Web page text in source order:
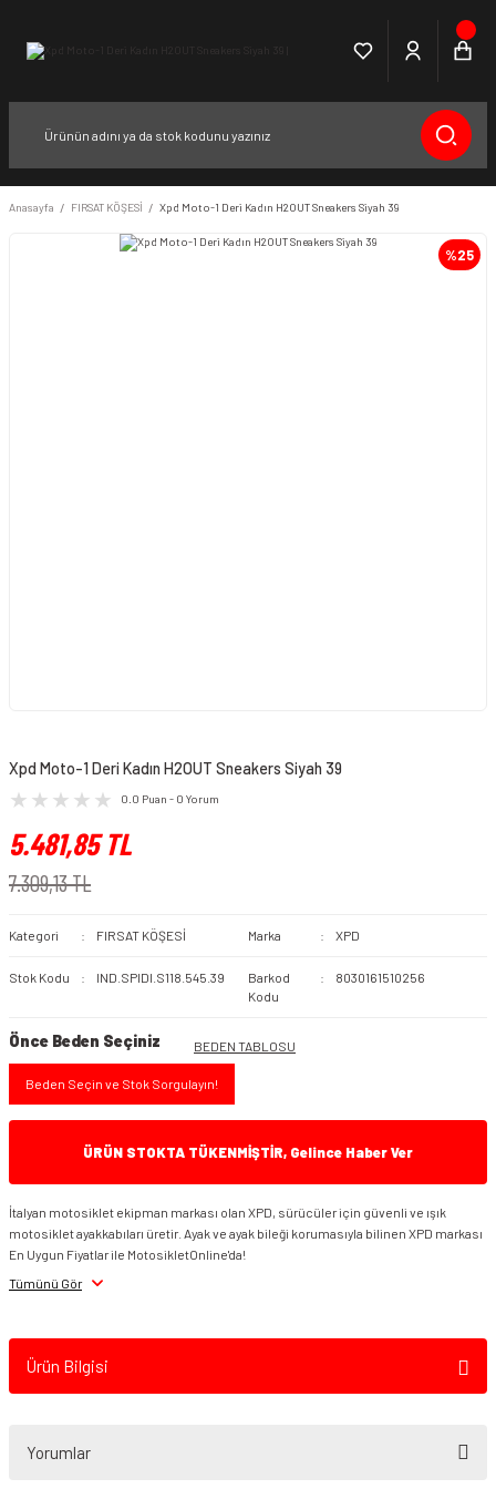
Anasayfa FIRSAT KÖŞESİ Xpd Moto-1 Deri Kadın H2OUT Sneakers Siyah 39
%25
Xpd Moto-1 Deri Kadın H2OUT Sneakers Siyah 39
0.0 Puan - 0 Yorum
5.481,85 TL
7.309,13 TL
Kategori FIRSAT KÖŞESİ Marka XPD
Stok Kodu IND.SPIDI.S118.545.39
Barkod
Kodu
8030161510256
Önce Beden Seçiniz BEDEN TABLOSU
Beden Seçin ve Stok Sorgulayın!
ÜRÜN STOKTA TÜKENMİŞTİR, Gelince Haber Ver
İtalyan motosiklet ekipman markası olan XPD, sürücüler için güvenli ve ışık
motosiklet ayakkabıları üretir. Ayak ve ayak bileği korumasıyla bilinen XPD markası
En Uygun Fiyatlar ile MotosikletOnline'da!
Tümünü Gör
Ürün Bilgisi
Yorumlar